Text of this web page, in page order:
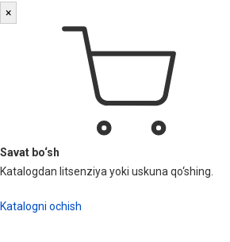
×
Savat bo‘sh
Katalogdan litsenziya yoki uskuna qo‘shing.
Katalogni ochish